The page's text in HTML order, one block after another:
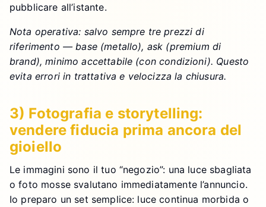
pubblicare all’istante.
Nota operativa: salvo sempre tre prezzi di
riferimento — base (metallo), ask (premium di
brand), minimo accettabile (con condizioni). Questo
evita errori in trattativa e velocizza la chiusura.
3) Fotografia e storytelling:
vendere fiducia prima ancora del
gioiello
Le immagini sono il tuo “negozio”: una luce sbagliata
o foto mosse svalutano immediatamente l’annuncio.
Io preparo un set semplice: luce continua morbida o